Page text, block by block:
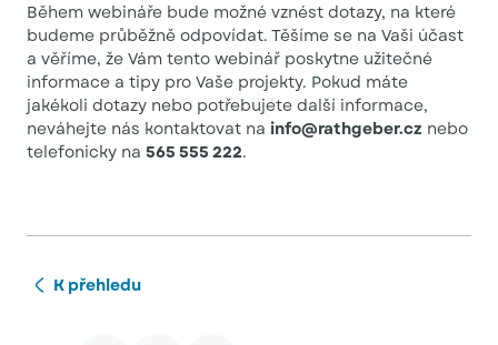
Během webináře bude možné vznést dotazy, na které
budeme průběžně odpovídat. Těšíme se na Vaši účast
a věříme, že Vám tento webinář poskytne užitečné
informace a tipy pro Vaše projekty. Pokud máte
jakékoli dotazy nebo potřebujete další informace,
neváhejte nás kontaktovat na info@rathgeber.cz nebo
telefonicky na 565 555 222.
K přehledu